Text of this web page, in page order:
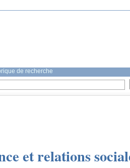
de recherche
et relations